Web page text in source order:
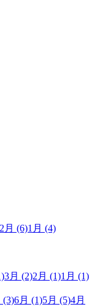
2月 (6)1月 (4)
3月 (2)2月 (1)1月 (1)
(3)6月 (1)5月 (5)4月